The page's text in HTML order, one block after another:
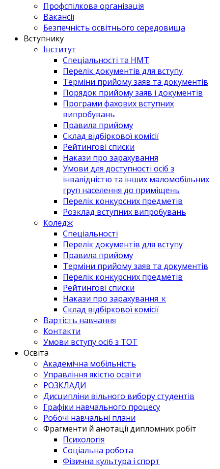
Профспілкова організація
Вакансії
Безпечність освітнього середовища
Вступнику
Інститут
Спеціальності та НМТ
Перелік документів для вступу
Терміни прийому заяв та документів
Порядок прийому заяв і документів
Програми фахових вступних
випробувань
Правила прийому
Склад відбіркової комісії
Рейтингові списки
Накази про зарахування
Умови для доступності осіб з
інвалідністю та інших маломобільних
груп населення до приміщень
Перелік конкурсних предметів
Розклад вступних випробувань
Коледж
Спеціальності
Перелік документів для вступу
Правила прийому
Терміни прийому заяв та документів
Перелік конкурсних предметів
Рейтингові списки
Накази про зарахування_к
Склад відбіркової комісії
Вартість навчання
Контакти
Умови вступу осіб з ТОТ
Освіта
Академічна мобільність
Управління якістю освіти
РОЗКЛАДИ
Дисципліни вільного вибору студентів
Графіки навчального процесу
Робочі навчальні плани
Фрагменти й анотації дипломних робіт
Психологія
Соціальна робота
Фізична культура і спорт